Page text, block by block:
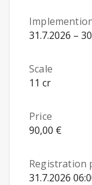
31.7.2026 –
Scale
11 cr
Price
90,00 €
Registration
31.7.2026